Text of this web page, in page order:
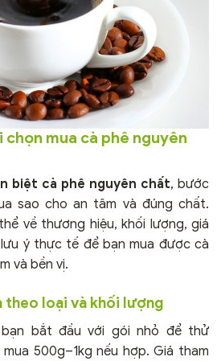
chọn mua cà phê nguyên
biệt cà phê nguyên chất, bước
sao cho an tâm và đúng chất.
về thương hiệu, khối lượng, giá
ý thực tế để bạn mua được cà
và bền vị.
theo loại và khối lượng
bạn bắt đầu với gói nhỏ để thử
500g–1kg nếu hợp. Giá tham